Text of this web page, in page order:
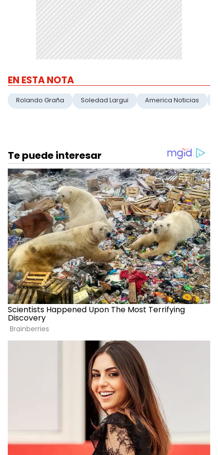
EN ESTA NOTA
Rolando Graña Soledad Largui America Noticias